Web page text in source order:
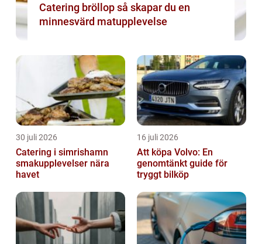
Catering bröllop så skapar du en
minnesvärd matupplevelse
30 juli 2026
Catering i simrishamn
smakupplevelser nära
havet
16 juli 2026
Att köpa Volvo: En
genomtänkt guide för
tryggt bilköp